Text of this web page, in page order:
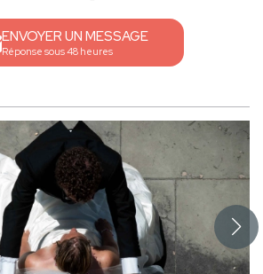
ENVOYER UN MESSAGE
Réponse sous 48 heures